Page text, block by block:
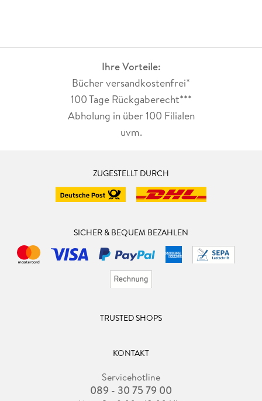
Ihre Vorteile:
Bücher versandkostenfrei*
100 Tage Rückgaberecht***
Abholung in über 100 Filialen
uvm.
ZUGESTELLT DURCH
SICHER & BEQUEM BEZAHLEN
TRUSTED SHOPS
KONTAKT
Servicehotline
089 - 30 75 79 00